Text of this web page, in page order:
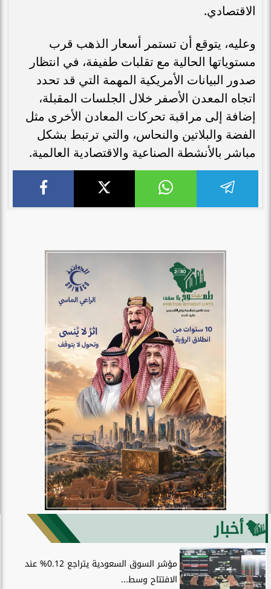
الاقتصادي.
وعليه، يتوقع أن تستمر أسعار الذهب قرب
مستوياتها الحالية مع تقلبات طفيفة، في انتظار
صدور البيانات الأمريكية المهمة التي قد تحدد
اتجاه المعدن الأصفر خلال الجلسات المقبلة،
إضافة إلى مراقبة تحركات المعادن الأخرى مثل
الفضة والبلاتين والنحاس، والتي ترتبط بشكل
مباشر بالأنشطة الصناعية والاقتصادية العالمية.
أخبار
مؤشر السوق السعودية يتراجع 0.12% عند
الافتتاح وسط...